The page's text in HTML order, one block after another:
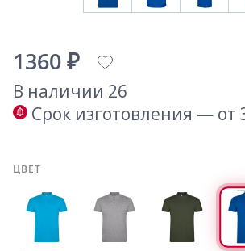
1360 ₽
В наличии 26
Срок изготовления — от
ЦВЕТ